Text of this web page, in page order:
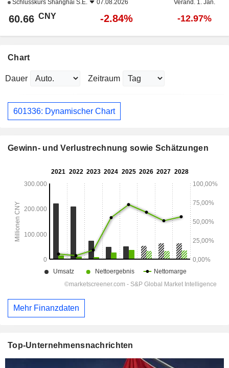
Schlusskurs Shanghai S.E. 07.08.2026 Veränd. 1. Jan.
60.66 CNY -2.84% -12.97%
Chart
Dauer Zeitraum
601336: Dynamischer Chart
Gewinn- und Verlustrechnung sowie Schätzungen
Mehr Finanzdaten
Top-Unternehmensnachrichten